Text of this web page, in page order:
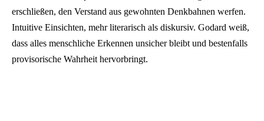
erschließen, den Verstand aus gewohnten Denkbahnen werfen.
Intuitive Einsichten, mehr literarisch als diskursiv. Godard weiß,
dass alles menschliche Erkennen unsicher bleibt und bestenfalls
provisorische Wahrheit hervorbringt.